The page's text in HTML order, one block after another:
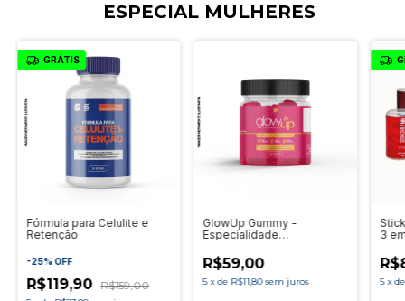
ESPECIAL MULHERES
GRÁTIS
Fórmula para Celulite e
Retenção
-25%OFF
R$119,90 R$159,00
GlowUp Gummy -
Especialidade
Pele e Unha em Gomas
R$59,00
5 xde R$11,80 sem juros
3
5 x